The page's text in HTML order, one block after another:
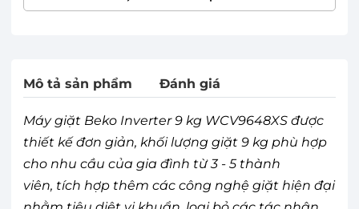
Mô tả sản phẩm Đánh giá
Máy giặt Beko Inverter 9 kg WCV9648XS được
thiết kế đơn giản, khối lượng giặt 9 kg phù hợp
cho nhu cầu của gia đình từ 3 - 5 thành
viên, tích hợp thêm các công nghệ giặt hiện đại